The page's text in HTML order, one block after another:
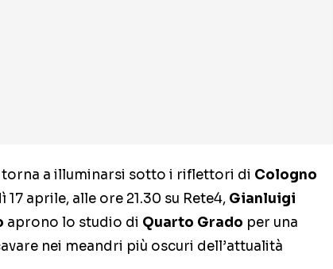
torna a illuminarsi sotto i riflettori di Cologno
17 aprile, alle ore 21.30 su Rete4, Gianluigi
aprono lo studio di Quarto Grado per una
nei meandri più oscuri dell’attualità